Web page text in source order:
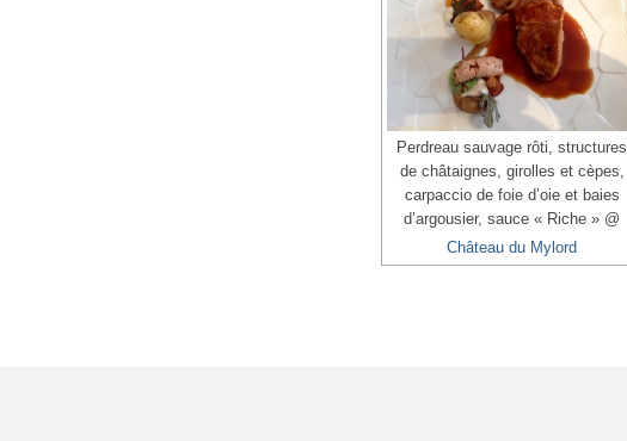
Perdreau sauvage rôti, structures
de châtaignes, girolles et cèpes,
carpaccio de foie d’oie et baies
d’argousier, sauce « Riche » @
Château du Mylord